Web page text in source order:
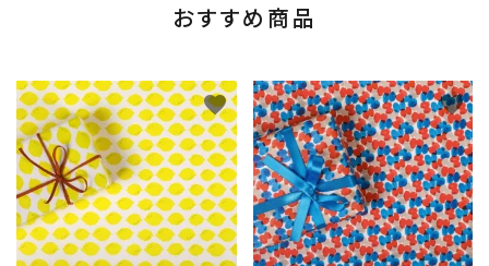
おすすめ商品
favorite favorite